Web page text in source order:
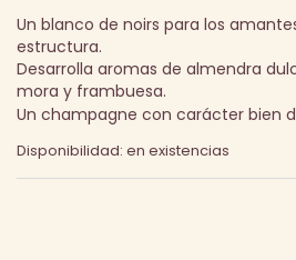
Un blanco de noirs para los
estructura.
Desarrolla aromas de almendra
mora y frambuesa.
Un champagne con carácter bien
Disponibilidad: en existencias